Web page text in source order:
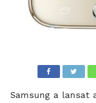
Samsung a lansat